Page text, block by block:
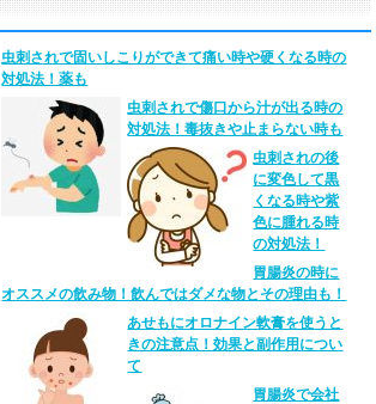
虫刺されで固いしこりができて痛い時や硬くなる時の
対処法！薬も
虫刺されで傷口から汁が出る時の
対処法！毒抜きや止まらない時も
虫刺されの後
に変色して黒
くなる時や紫
色に腫れる時
の対処法！
胃腸炎の時に
オススメの飲み物！飲んではダメな物とその理由も！
あせもにオロナイン軟膏を使うと
きの注意点！効果と副作用につい
て
胃腸炎で会社